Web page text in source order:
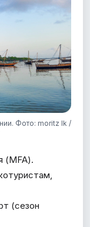
Фото: moritz lk /
(MFA).
(сезон